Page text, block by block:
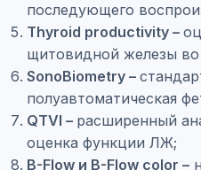
последующего
Thyroid productivity –
щитовидной железы во
SonoBiometry –
полуавтоматическая
QTVI – расширенный
оценка функции ЛЖ;
B-Flow и B-Flow color –